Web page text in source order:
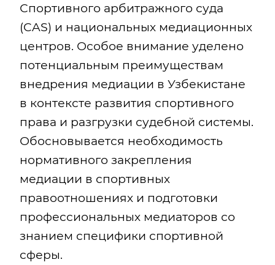
Спортивного арбитражного суда
(CAS) и национальных медиационных
центров. Особое внимание уделено
потенциальным преимуществам
внедрения медиации в Узбекистане
в контексте развития спортивного
права и разгрузки судебной системы.
Обосновывается необходимость
нормативного закрепления
медиации в спортивных
правоотношениях и подготовки
профессиональных медиаторов со
знанием специфики спортивной
сферы.